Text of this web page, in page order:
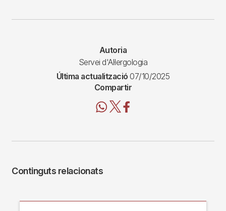
Autoria
Servei d'Al·lergologia
Última actualització 07/10/2025
Compartir
Continguts relacionats